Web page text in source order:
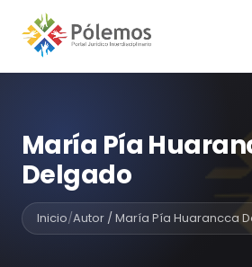
María Pía
Delgado
Inicio/Autor / María Pía Huarancca